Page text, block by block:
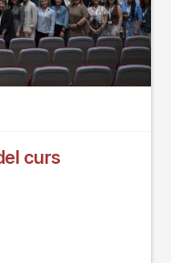
curs